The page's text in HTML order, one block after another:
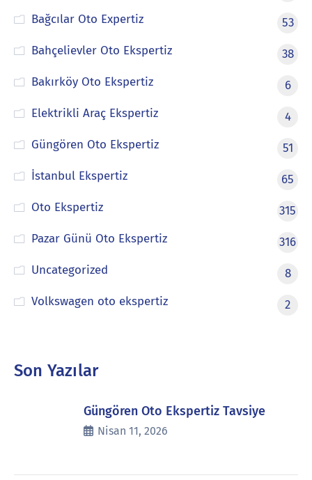
Bağcılar Oto Expertiz
53
Bahçelievler Oto Ekspertiz
38
Bakırköy Oto Ekspertiz
6
Elektrikli Araç Ekspertiz
4
Güngören Oto Ekspertiz
51
İstanbul Ekspertiz
65
Oto Ekspertiz
315
Pazar Günü Oto Ekspertiz
316
Uncategorized
8
Volkswagen oto ekspertiz
2
Son Yazılar
Güngören Oto Ekspertiz Tavsiye
Nisan 11, 2026